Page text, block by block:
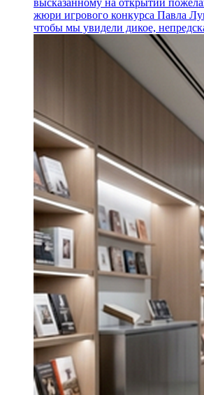
высказанному на открытии
жюри игрового конкурса Павла
чтобы мы увидели дикое,